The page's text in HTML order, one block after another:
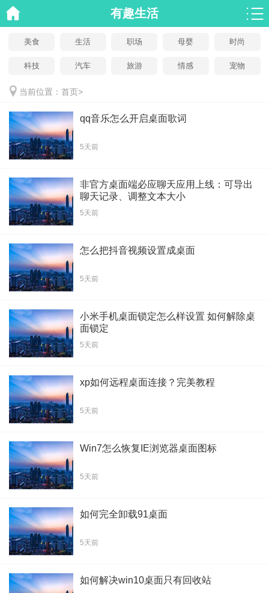
有趣生活
美食 生活 职场 母婴 时尚
科技 汽车 旅游 情感 宠物
当前位置： 首页>
qq音乐怎么开启桌面歌词
5天前
非官方桌面端必应聊天应用上线：可导出
聊天记录、调整文本大小
5天前
怎么把抖音视频设置成桌面
5天前
小米手机桌面锁定怎么样设置 如何解除桌
面锁定
5天前
xp如何远程桌面连接？完美教程
5天前
Win7怎么恢复IE浏览器桌面图标
5天前
如何完全卸载91桌面
5天前
如何解决win10桌面只有回收站